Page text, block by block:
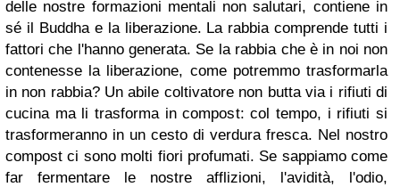
delle nostre formazioni mentali non salutari, contiene in
sé il Buddha e la liberazione. La rabbia comprende tutti i
fattori che l'hanno generata. Se la rabbia che è in noi non
contenesse la liberazione, come potremmo trasformarla
in non rabbia? Un abile coltivatore non butta via i rifiuti di
cucina ma li trasforma in compost: col tempo, i rifiuti si
trasformeranno in un cesto di verdura fresca. Nel nostro
compost ci sono molti fiori profumati. Se sappiamo come
far fermentare le nostre afflizioni, l'avidità, l'odio,